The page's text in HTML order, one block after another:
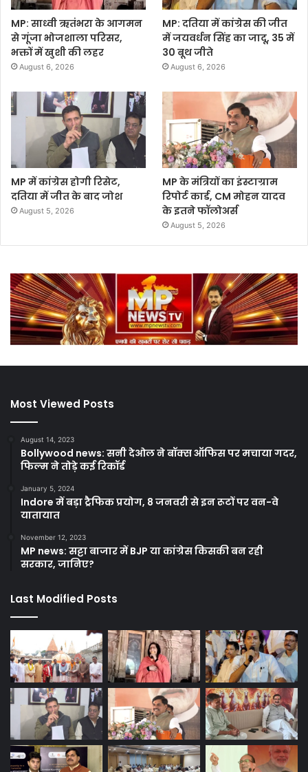
MP: साध्वी ऋतंभरा के आगमन
से गूंजा भोजशाला परिसर,
भक्तों में खुशी की लहर
August 6, 2026
MP: दतिया में कांग्रेस की जीत
में जयवर्धन सिंह का जादू, 35 में
30 बूथ जीते
August 6, 2026
MP में कांग्रेस होगी रिसेट,
दतिया में जीत के बाद जोश
August 5, 2026
MP के मंत्रियों का इंस्टाग्राम
रिपोर्ट कार्ड, CM मोहन यादव
के इतने फॉलोअर्स
August 5, 2026
Most Viewed Posts
August 14, 2023
Bollywood news: सनी देओल ने बॉक्स ऑफिस पर मचाया गदर,
फिल्म ने तोड़े कई रिकॉर्ड
January 5, 2024
Indore में बड़ा ट्रैफिक प्रयोग, 8 जनवरी से इन रूटों पर वन-वे
यातायात
November 12, 2023
MP news: सट्टा बाजार में BJP या कांग्रेस किसकी बन रही
सरकार, जानिए?
Last Modified Posts